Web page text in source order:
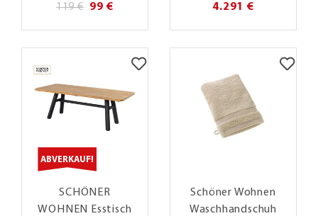
119 € 99 € 4.291 €
ABVERKAUF!
SCHÖNER
WOHNEN Esstisch
Schöner Wohnen
Waschhandschuh